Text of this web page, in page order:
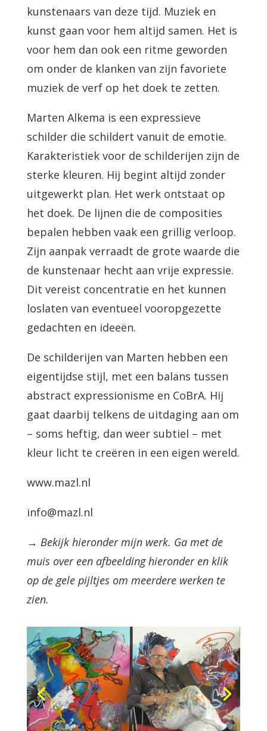
kunstenaars van deze tijd. Muziek en
kunst gaan voor hem altijd samen. Het is
voor hem dan ook een ritme geworden
om onder de klanken van zijn favoriete
muziek de verf op het doek te zetten.
Marten Alkema is een expressieve
schilder die schildert vanuit de emotie.
Karakteristiek voor de schilderijen zijn de
sterke kleuren. Hij begint altijd zonder
uitgewerkt plan. Het werk ontstaat op
het doek. De lijnen die de composities
bepalen hebben vaak een grillig verloop.
Zijn aanpak verraadt de grote waarde die
de kunstenaar hecht aan vrije expressie.
Dit vereist concentratie en het kunnen
loslaten van eventueel vooropgezette
gedachten en ideeën.
De schilderijen van Marten hebben een
eigentijdse stijl, met een balans tussen
abstract expressionisme en CoBrA. Hij
gaat daarbij telkens de uitdaging aan om
– soms heftig, dan weer subtiel – met
kleur licht te creëren in een eigen wereld.
www.mazl.nl
info@mazl.nl
→ Bekijk hieronder mijn werk. Ga met de
muis over een afbeelding hieronder en klik
op de gele pijltjes om meerdere werken te
zien.